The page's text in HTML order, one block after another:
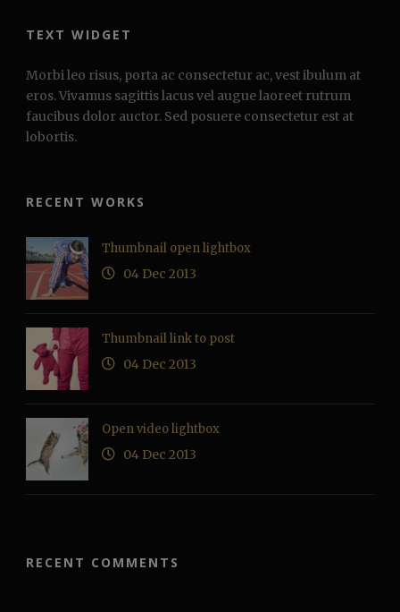
TEXT WIDGET
Morbi leo risus, porta ac consectetur ac, vest ibulum at
eros. Vivamus sagittis lacus vel augue laoreet rutrum
faucibus dolor auctor. Sed posuere consectetur est at
lobortis.
RECENT WORKS
Thumbnail open lightbox
04 Dec 2013
Thumbnail link to post
04 Dec 2013
Open video lightbox
04 Dec 2013
RECENT COMMENTS